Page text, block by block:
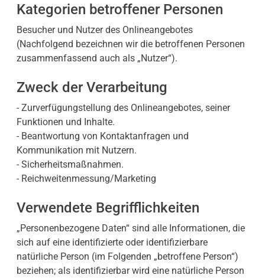
Kategorien betroffener Personen
Besucher und Nutzer des Onlineangebotes
(Nachfolgend bezeichnen wir die betroffenen Personen
zusammenfassend auch als „Nutzer“).
Zweck der Verarbeitung
- Zurverfügungstellung des Onlineangebotes, seiner
Funktionen und Inhalte.
- Beantwortung von Kontaktanfragen und
Kommunikation mit Nutzern.
- Sicherheitsmaßnahmen.
- Reichweitenmessung/Marketing
Verwendete Begrifflichkeiten
„Personenbezogene Daten“ sind alle Informationen, die
sich auf eine identifizierte oder identifizierbare
natürliche Person (im Folgenden „betroffene Person“)
beziehen; als identifizierbar wird eine natürliche Person